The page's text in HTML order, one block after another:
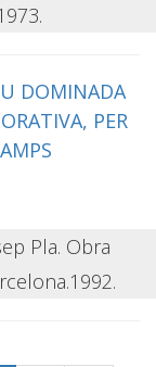
DOMINADA
PER
Pla. Obra